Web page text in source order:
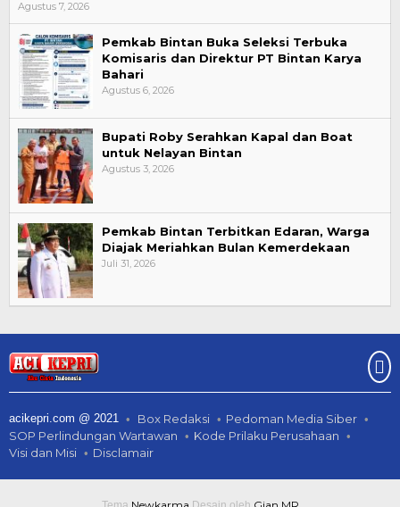
Agustus 7, 2026
Pemkab Bintan Buka Seleksi Terbuka
Komisaris dan Direktur PT Bintan Karya
Bahari
Agustus 6, 2026
Bupati Roby Serahkan Kapal dan Boat
untuk Nelayan Bintan
Agustus 3, 2026
Pemkab Bintan Terbitkan Edaran, Warga
Diajak Meriahkan Bulan Kemerdekaan
Juli 31, 2026
acikepri.com @ 2021 Box Redaksi
Pedoman Media Siber
SOP Perlindungan Wartawan
Kode Prilaku Perusahaan
Visi dan Misi
Disclamair